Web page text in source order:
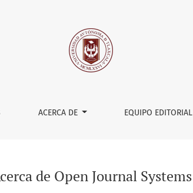
ACERCA DE EQUIPO EDITORIAL
de Open Journal Systems